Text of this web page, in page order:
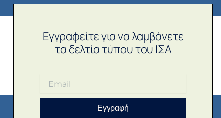
Εγγραφείτε για να λαμβάνετε
τα δελτία τύπου του ΙΣΑ
Εγγραφή